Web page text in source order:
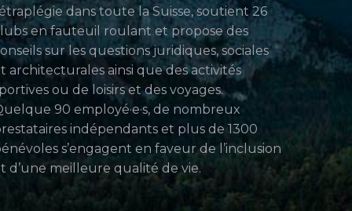
dans toute la Suisse, soutient 26
en fauteuil roulant et propose des
sur les questions juridiques, sociales
architecturales ainsi que des activités
ou de loisirs et des voyages.
90 employé·e·s, de nombreux
indépendants et plus de 1300
s’engagent en faveur de l’inclusion
d’une meilleure qualité de vie.